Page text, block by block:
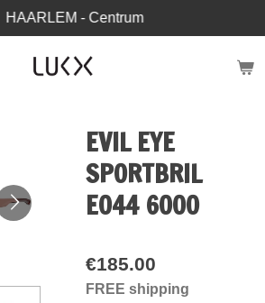
HAARLEM - Centrum
EVIL EYE
SPORTBRIL
E044 6000
€185.00
FREE shipping